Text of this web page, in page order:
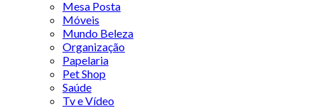
Mesa Posta
Móveis
Mundo Beleza
Organização
Papelaria
Pet Shop
Saúde
Tv e Vídeo